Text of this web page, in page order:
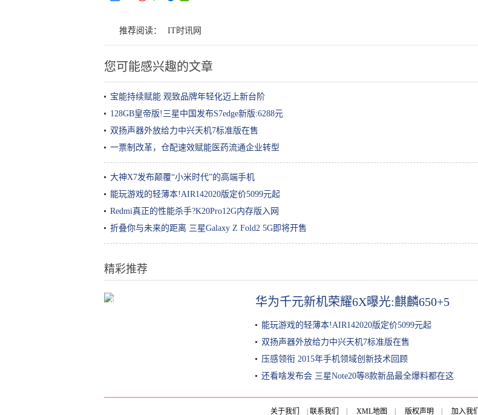
推荐阅读： IT时讯网
您可能感兴趣的文章
宝能持续赋能 观致品牌年轻化迈上新台阶
128GB皇帝版!三星中国发布S7edge新版:6288元
双扬声器外放给力中兴天机7标准版在售
一票制改革，仓配速效赋能医药流通企业转型
大神X7发布颠覆“小米时代”的高端手机
能玩游戏的轻薄本!AIR142020版定价5099元起
Redmi真正的性能杀手?K20Pro12G内存版入网
折叠你与未来的距离 三星Galaxy Z Fold2 5G即将开售
精彩推荐
虐哭主播的3款最难游戏 网友：我
华为千元新机荣耀6X曝光:麒麟650+5
能玩游戏的轻薄本!AIR142020版定价5099元起
双扬声器外放给力中兴天机7标准版在售
压感领衔 2015年手机领域创新技术回顾
还看啥发布会 三星Note20等8款新品最全爆料都在这
关于我们 联系我们 XML地图 版权声明 加入我们